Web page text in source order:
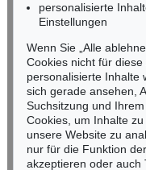
Keine Auktion
Wir
Jetzt zum
personalisierte
Einstellungen
Wenn Sie „Alle
Cookies nicht für
personalisierte Inhalte
sich gerade ansehen,
Suchsitzung und
Cookies, um Inhalte
unsere Website zu
nur für die Funktion
akzeptieren oder auch